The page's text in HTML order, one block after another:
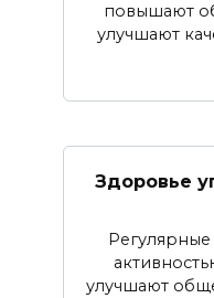
повышают
улучшают
Здоровье
Регулярные
улучшают